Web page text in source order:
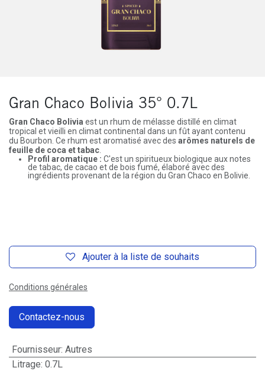
Gran Chaco Bolivia 35° 0.7L
Gran Chaco Bolivia est un rhum de mélasse distillé en climat
tropical et vieilli en climat continental dans un fût ayant contenu
du Bourbon. Ce rhum est aromatisé avec des arômes naturels de
feuille de coca et tabac
Profil aromatique : C'est un spiritueux biologique aux notes
de tabac, de cacao et de bois fumé, élaboré avec des
ingrédients provenant de la région du Gran Chaco en Bolivie.
Ajouter à la liste de souhaits
Conditions générales
Contactez-nous
Fournisseur: Autres
Litrage: 0.7L